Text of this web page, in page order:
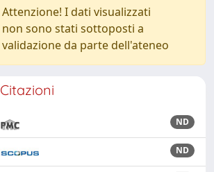
Attenzione! I dati visualizzati
non sono stati sottoposti a
validazione da parte dell'ateneo
Citazioni
ND
ND